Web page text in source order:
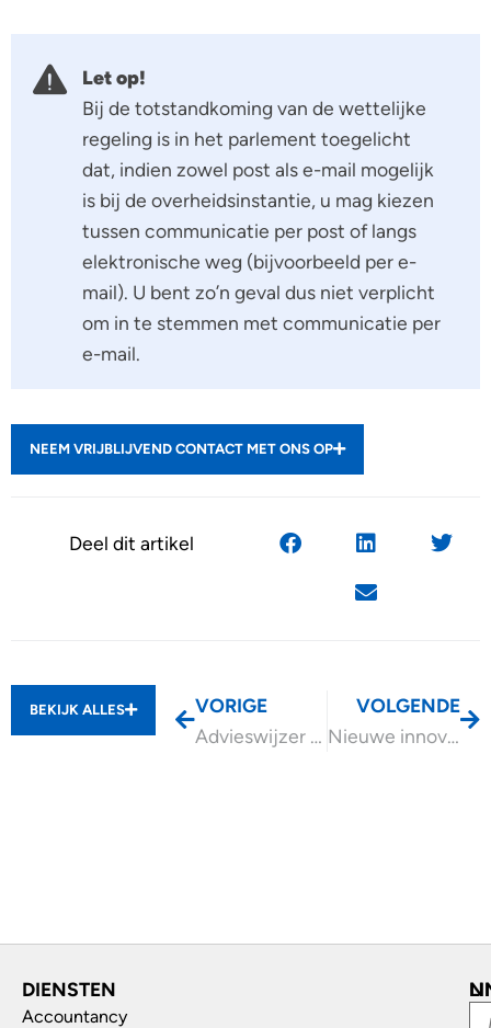
Let op!
Bij de totstandkoming van de wettelijke
regeling is in het parlement toegelicht
dat, indien zowel post als e-mail mogelijk
is bij de overheidsinstantie, u mag kiezen
tussen communicatie per post of langs
elektronische weg (bijvoorbeeld per e-
mail). U bent zo’n geval dus niet verplicht
om in te stemmen met communicatie per
e-mail.
NEEM VRIJBLIJVEND CONTACT MET ONS OP
Deel dit artikel
BEKIJK ALLES
VORIGE
Advieswijzer Dga-taks lenen bij vennootschap (Wet excessief lenen)
VOLGENDE
Nieuwe innovatiesubsidie koolstofverwijdering
DIENSTEN
Accountancy